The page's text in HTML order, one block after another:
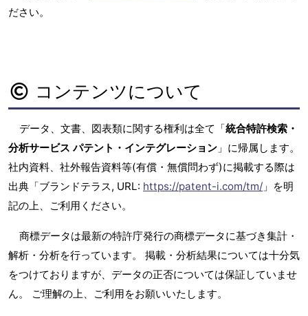
ださい。
コンテンツについて
データ、文書、図表類に関する権利は全て「統合特許検索・
分析サービス パテント・インテグレーション 」に帰属します。
社内資料、社外報告資料等(有償・無償問わず)に掲載する際は
出典「ブランドテラス, URL: https://patent-i.com/tm/ 」を明
記の上、ご利用ください。
商標データは最新の特許庁発行の商標データに基づき集計・
解析・分析を行っています。 掲載・分析結果については十分気
をつけておりますが、データの正否については保証していませ
ん。 ご理解の上、ご利用をお願いいたします。